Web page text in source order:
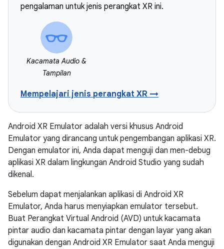
pengalaman untuk jenis perangkat XR ini.
Kacamata Audio &
Tampilan
Mempelajari jenis perangkat XR →
Android XR Emulator adalah versi khusus Android
Emulator yang dirancang untuk pengembangan aplikasi XR.
Dengan emulator ini, Anda dapat menguji dan men-debug
aplikasi XR dalam lingkungan Android Studio yang sudah
dikenal.
Sebelum dapat menjalankan aplikasi di Android XR
Emulator, Anda harus menyiapkan emulator tersebut.
Buat Perangkat Virtual Android (AVD) untuk kacamata
pintar audio dan kacamata pintar dengan layar yang akan
digunakan dengan Android XR Emulator saat Anda menguji